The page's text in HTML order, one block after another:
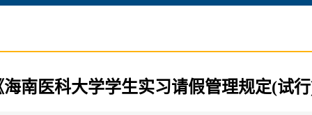
南医科大学学生实习请假管理规定(试